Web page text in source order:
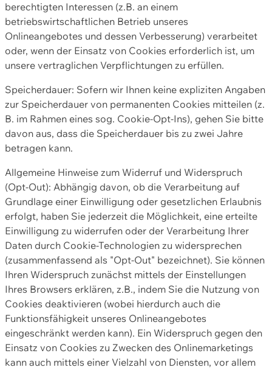
berechtigten Interessen (z.B. an einem
betriebswirtschaftlichen Betrieb unseres
Onlineangebotes und dessen Verbesserung) verarbeitet
oder, wenn der Einsatz von Cookies erforderlich ist, um
unsere vertraglichen Verpflichtungen zu erfüllen.
Speicherdauer: Sofern wir Ihnen keine expliziten Angaben
zur Speicherdauer von permanenten Cookies mitteilen (z.
B. im Rahmen eines sog. Cookie-Opt-Ins), gehen Sie bitte
davon aus, dass die Speicherdauer bis zu zwei Jahre
betragen kann.
Allgemeine Hinweise zum Widerruf und Widerspruch
(Opt-Out): Abhängig davon, ob die Verarbeitung auf
Grundlage einer Einwilligung oder gesetzlichen Erlaubnis
erfolgt, haben Sie jederzeit die Möglichkeit, eine erteilte
Einwilligung zu widerrufen oder der Verarbeitung Ihrer
Daten durch Cookie-Technologien zu widersprechen
(zusammenfassend als "Opt-Out" bezeichnet). Sie können
Ihren Widerspruch zunächst mittels der Einstellungen
Ihres Browsers erklären, z.B., indem Sie die Nutzung von
Cookies deaktivieren (wobei hierdurch auch die
Funktionsfähigkeit unseres Onlineangebotes
eingeschränkt werden kann). Ein Widerspruch gegen den
Einsatz von Cookies zu Zwecken des Onlinemarketings
kann auch mittels einer Vielzahl von Diensten, vor allem